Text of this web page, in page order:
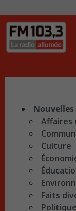
Nouvelles
Affaires
Culture
Faits
Politique